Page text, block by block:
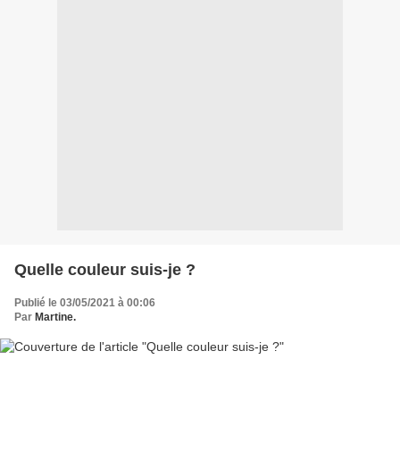
Quelle couleur suis-je ?
Publié le 03/05/2021 à 00:06
Par Martine.